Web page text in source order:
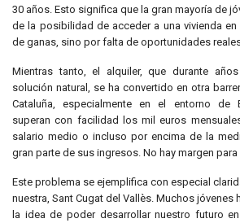
30 años. Esto significa que la gran mayoría de
de la posibilidad de acceder a una vivienda
de ganas, sino por falta de oportunidades
Mientras tanto, el alquiler, que durante
solución natural, se ha convertido en otra
Cataluña, especialmente en el entorno de
superan con facilidad los mil euros
salario medio o incluso por encima de la
gran parte de sus ingresos. No hay margen para
Este problema se ejemplifica con especial
nuestra, Sant Cugat del Vallès. Muchos jóvenes
la idea de poder desarrollar nuestro futuro